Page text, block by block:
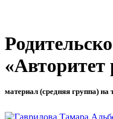
«Авторитет
материал (средняя группа) на